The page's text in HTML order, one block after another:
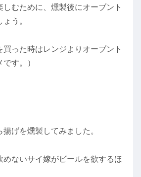
しむために、燻製後にオーブント
う。
買った時はレンジよりオーブント
す。）
げを燻製してみました。
めないサイ嫁がビールを欲するほ